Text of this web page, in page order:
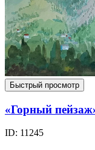
Быстрый просмотр
«Горный
ID: 11245